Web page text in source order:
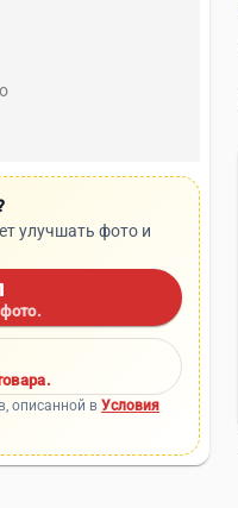
улучшать фото и
описанной вУсловия